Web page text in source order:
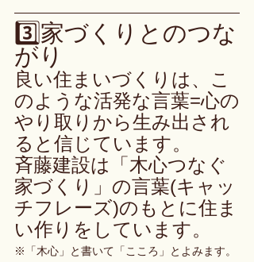
3️⃣家づくりとのつな
がり
良い住まいづくりは、こ
のような活発な言葉=心の
やり取りから生み出され
ると信じています。
斉藤建設は「木心つなぐ
家づくり」の言葉(キャッ
チフレーズ)のもとに住ま
い作りをしています。
※「木心」と書いて「こころ」とよみます。